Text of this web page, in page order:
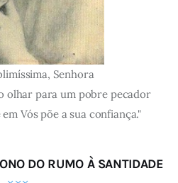
Senhora
olhar para um pobre pecador
Vós põe a sua confiança."
DO RUMO À SANTIDADE